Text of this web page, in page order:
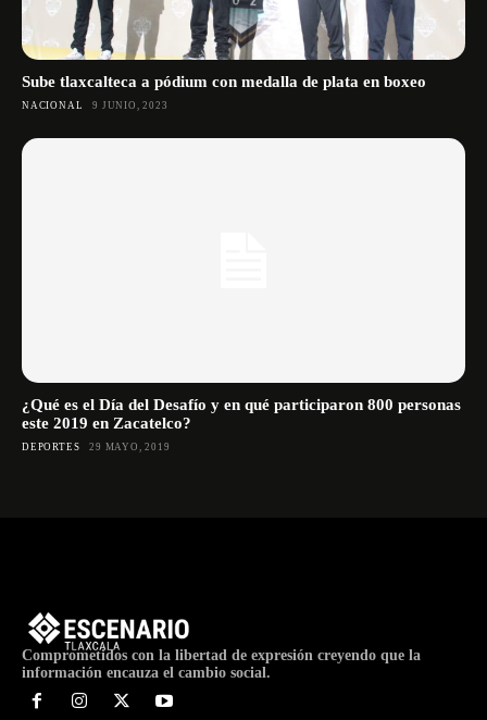
Sube tlaxcalteca a pódium con medalla de plata en boxeo
NACIONAL 9 JUNIO, 2023
¿Qué es el Día del Desafío y en qué participaron 800 personas
este 2019 en Zacatelco?
DEPORTES 29 MAYO, 2019
Comprometidos con la libertad de expresión creyendo que la
información encauza el cambio social.